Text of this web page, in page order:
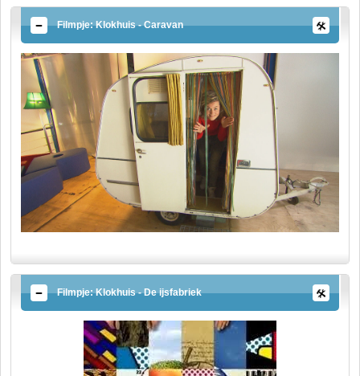
Filmpje: Klokhuis - Caravan
Filmpje: Klokhuis - De ijsfabriek